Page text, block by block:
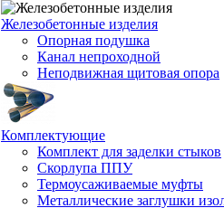
Железобетонные изделия
Опорная подушка
Канал непроходной
Неподвижная щитовая опора
Комплектующие
Комплект для заделки стыков
Скорлупа ППУ
Термоусаживаемые муфты
Металлические заглушки